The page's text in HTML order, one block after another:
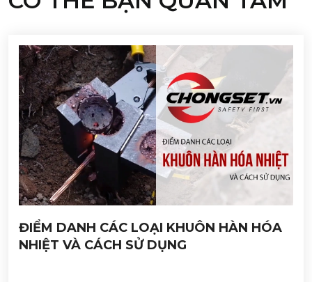
ĐIỂM DANH CÁC LOẠI KHUÔN HÀN HÓA
NHIỆT VÀ CÁCH SỬ DỤNG